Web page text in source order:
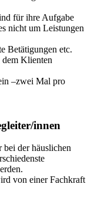
für ihre Aufgabe
nicht um Leistungen
Betätigungen etc.
Klienten
–zwei Mal pro
innen
der häuslichen
von einer Fachkraft